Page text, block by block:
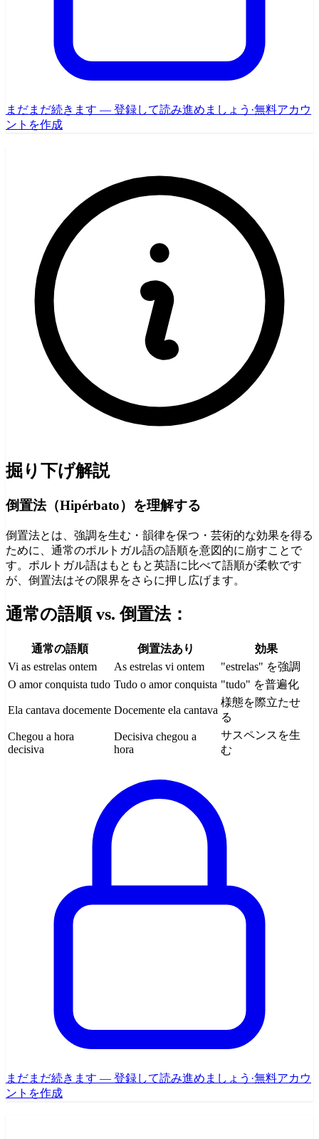
まだまだ続きます — 登録して読み進めましょう ·無料アカウ
ントを作成
掘り下げ解説
倒置法（Hipérbato）を理解する
倒置法とは、強調を生む・韻律を保つ・芸術的な効果を得る
ために、通常のポルトガル語の語順を意図的に崩すことで
す。ポルトガル語はもともと英語に比べて語順が柔軟です
が、倒置法はその限界をさらに押し広げます。
通常の語順 vs. 倒置法：
通常の語順 倒置法あり
効果
Vi as estrelas ontem
As estrelas vi ontem
"estrelas" を強調
O amor conquista tudo Tudo o amor conquista "tudo" を普遍化
Ela cantava docemente Docemente ela cantava
様態を際立たせ
る
Chegou a hora
decisiva
Decisiva chegou a
hora
サスペンスを生
む
まだまだ続きます — 登録して読み進めましょう ·無料アカウ
ントを作成